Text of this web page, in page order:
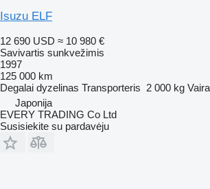
Isuzu ELF
12 690 USD ≈ 10 980 €
Savivartis sunkvežimis
1997
125 000 km
Degalai dyzelinas Transporteris 2 000 kg
Japonija
EVERY TRADING Co Ltd
Susisiekite su pardavėju